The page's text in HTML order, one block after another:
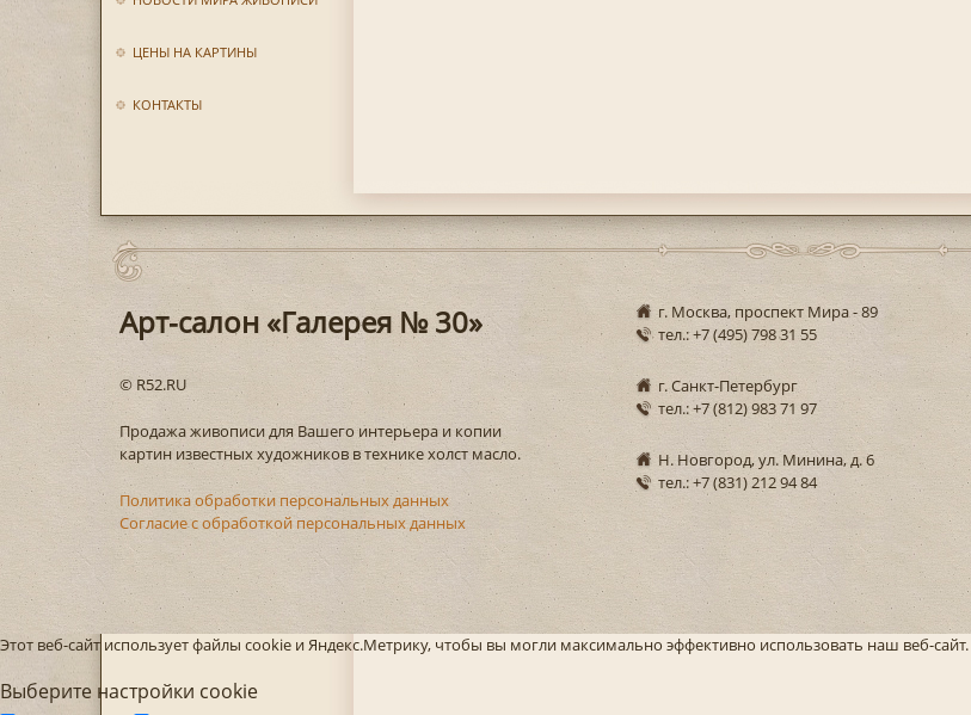
ЦЕНЫ НА КАРТИНЫ
КОНТАКТЫ
Арт-салон «Галерея № 30»
© R52.RU
Продажа живописи для Вашего интерьера и копии
картин известных художников в технике холст масло.
Политика обработки персональных данных
Согласие с обработкой персональных данных
г. Москва, проспект Мира - 89
тел.: +7 (495) 798 31 55
г. Санкт-Петербург
тел.: +7 (812) 983 71 97
Н. Новгород, ул. Минина, д. 6
тел.: +7 (831) 212 94 84
Этот веб-сайт использует файлы cookie и Яндекс.Метрику, чтобы вы могли максимально эффективно использовать наш веб-сайт.
Выберите настройки cookie